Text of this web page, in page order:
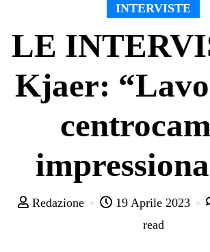
INTERVISTE
LE
Kjaer:
Redazione 19 Aprile 2023
read